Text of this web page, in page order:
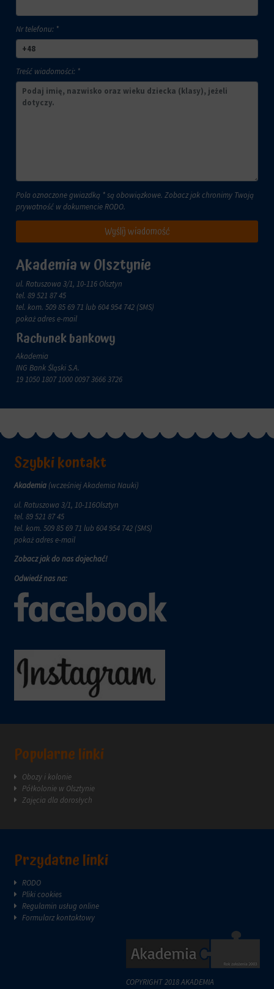
Nr telefonu: *
Treść wiadomości: *
Pola oznaczone gwiazdką * są obowiązkowe. Zobacz jak chronimy Twoją
prywatność w dokumencie RODO.
Wyślij wiadomość
Akademia w Olsztynie
ul. Ratuszowa 3/1, 10-116 Olsztyn
tel. 89 521 87 45
tel. kom. 509 85 69 71 lub 604 954 742 (SMS)
pokaż adres e-mail
Rachunek bankowy
Akademia
ING Bank Śląski S.A.
19 1050 1807 1000 0097 3666 3726
Szybki kontakt
Akademia (wcześniej Akademia Nauki)
ul. Ratuszowa 3/1, 10-116Olsztyn
tel.89 521 87 45
tel. kom.509 85 69 71 lub 604 954 742 (SMS)
pokaż adres e-mail
Zobacz jak do nas dojechać!
Odwiedź nas na:
Popularne linki
Obozy i kolonie
Półkolonie w Olsztynie
Zajęcia dla dorosłych
Przydatne linki
RODO
Pliki cookies
Regulamin usług online
Formularz kontaktowy
COPYRIGHT 2018 AKADEMIA